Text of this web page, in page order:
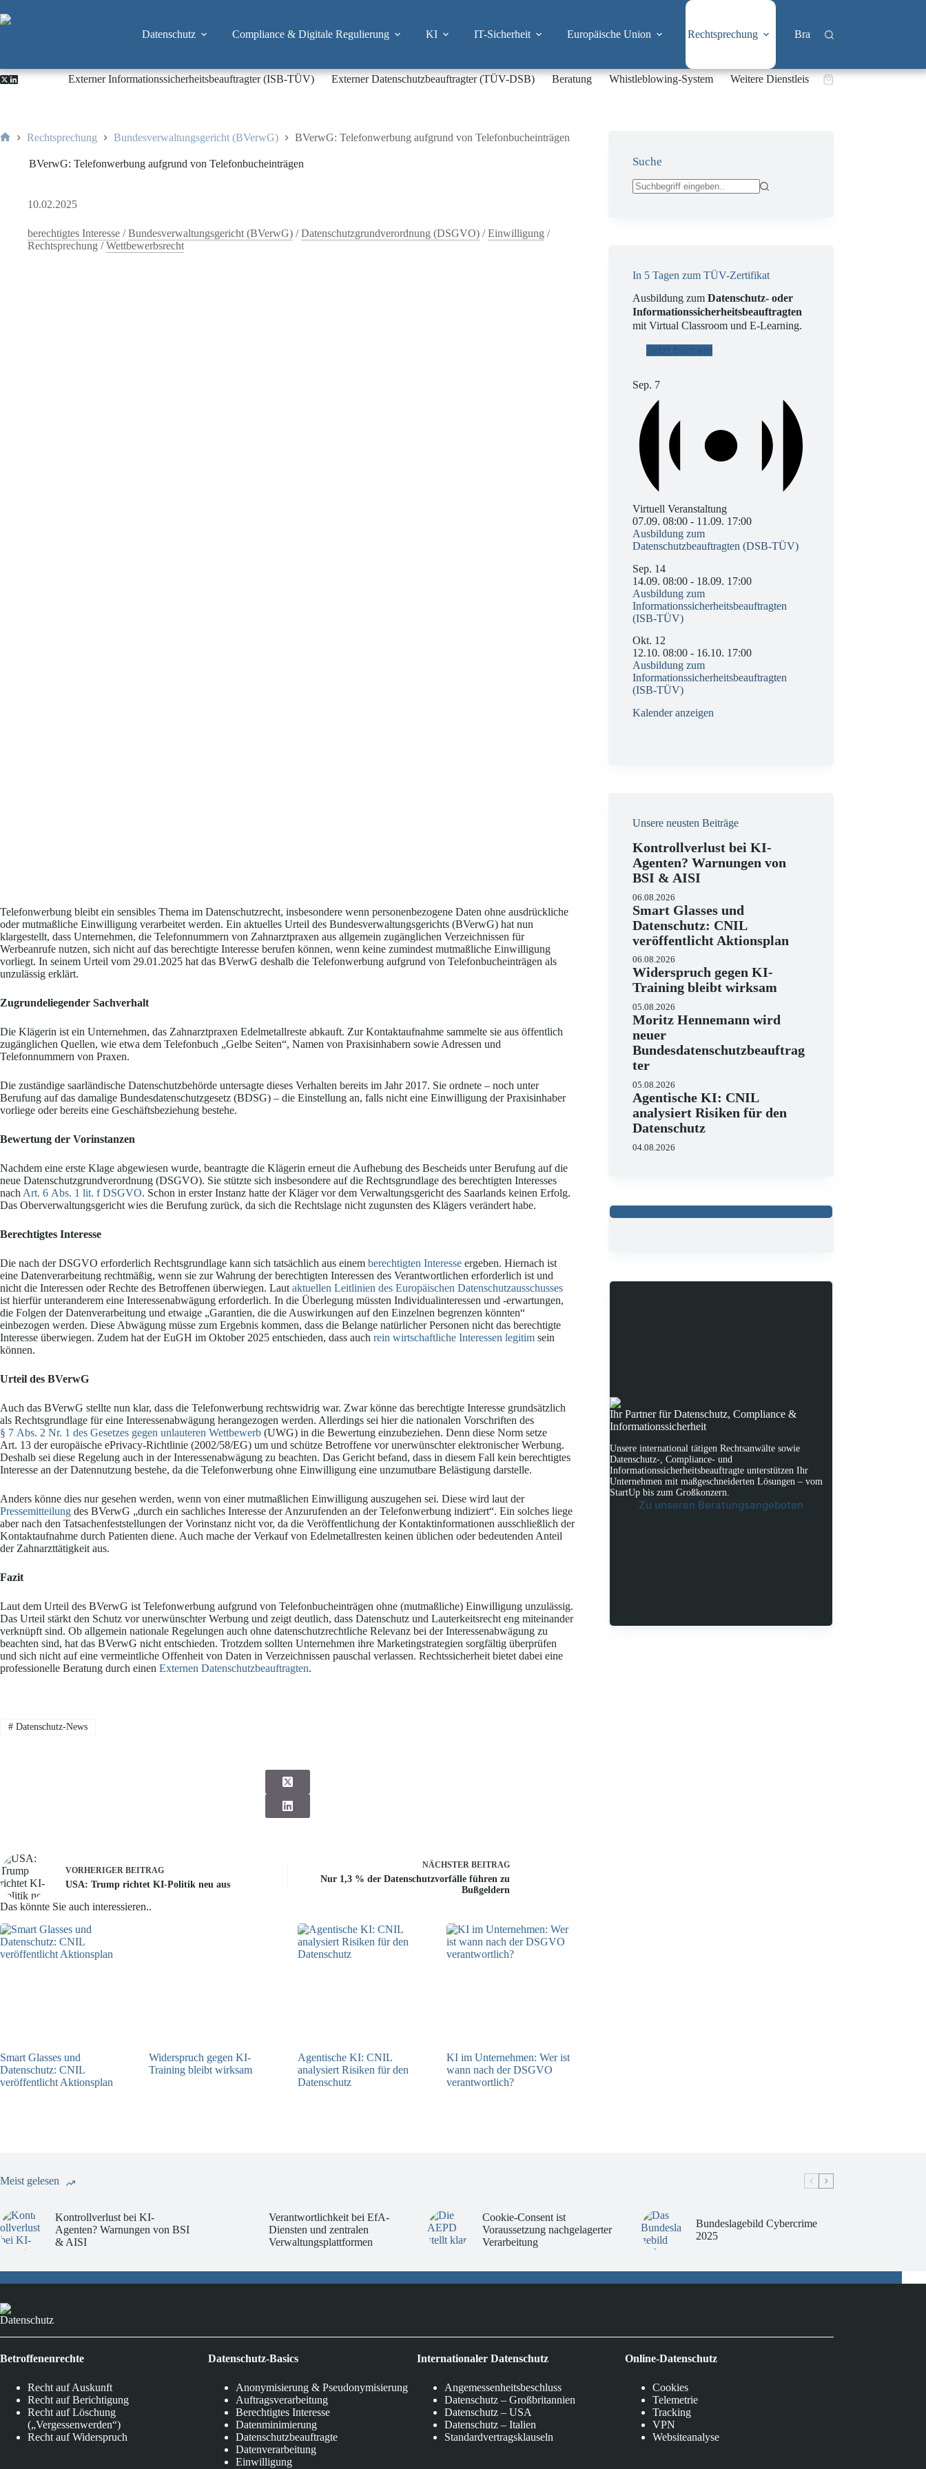
Inhalt
Datenschutz Compliance & Digitale Regulierung KI IT-Sicherheit Europäische Union Rechtsprechung Branchen
Externer Informationssicherheitsbeauftragter (ISB-TÜV) Externer Datenschutzbeauftragter (TÜV-DSB) Beratung Whistleblowing-System Weitere DienstleistungenWarenkorb
Rechtsprechung Bundesverwaltungsgericht (BVerwG) BVerwG: Telefonwerbung aufgrund von Telefonbucheinträgen
BVerwG: Telefonwerbung aufgrund von Telefonbucheinträgen
10.02.2025
berechtigtes Interesse /Bundesverwaltungsgericht (BVerwG) /Datenschutzgrundverordnung (DSGVO) /Einwilligung /
Rechtsprechung /Wettbewerbsrecht
Telefonwerbung bleibt ein sensibles Thema im Datenschutzrecht, insbesondere wenn personenbezogene Daten ohne ausdrückliche
oder mutmaßliche Einwilligung verarbeitet werden. Ein aktuelles Urteil des Bundesverwaltungsgerichts (BVerwG) hat nun
klargestellt, dass Unternehmen, die Telefonnummern von Zahnarztpraxen aus allgemein zugänglichen Verzeichnissen für
Werbeanrufe nutzen, sich nicht auf das berechtigte Interesse berufen können, wenn keine zumindest mutmaßliche Einwilligung
vorliegt. In seinem Urteil vom 29.01.2025 hat das BVerwG deshalb die Telefonwerbung aufgrund von Telefonbucheinträgen als
unzulässig erklärt.
Zugrundeliegender Sachverhalt
Die Klägerin ist ein Unternehmen, das Zahnarztpraxen Edelmetallreste abkauft. Zur Kontaktaufnahme sammelte sie aus öffentlich
zugänglichen Quellen, wie etwa dem Telefonbuch „Gelbe Seiten“, Namen von Praxisinhabern sowie Adressen und
Telefonnummern von Praxen.
Die zuständige saarländische Datenschutzbehörde untersagte dieses Verhalten bereits im Jahr 2017. Sie ordnete – noch unter
Berufung auf das damalige Bundesdatenschutzgesetz (BDSG) – die Einstellung an, falls nicht eine Einwilligung der Praxisinhaber
vorliege oder bereits eine Geschäftsbeziehung bestehe.
Bewertung der Vorinstanzen
Nachdem eine erste Klage abgewiesen wurde, beantragte die Klägerin erneut die Aufhebung des Bescheids unter Berufung auf die
neue Datenschutzgrundverordnung (DSGVO). Sie stützte sich insbesondere auf die Rechtsgrundlage des berechtigten Interesses
nach Art. 6 Abs. 1 lit. f DSGVO. Schon in erster Instanz hatte der Kläger vor dem Verwaltungsgericht des Saarlands keinen Erfolg.
Das Oberverwaltungsgericht wies die Berufung zurück, da sich die Rechtslage nicht zugunsten des Klägers verändert habe.
Berechtigtes Interesse
Die nach der DSGVO erforderlich Rechtsgrundlage kann sich tatsächlich aus einem berechtigten Interesse ergeben. Hiernach ist
eine Datenverarbeitung rechtmäßig, wenn sie zur Wahrung der berechtigten Interessen des Verantwortlichen erforderlich ist und
nicht die Interessen oder Rechte des Betroffenen überwiegen. Laut aktuellen Leitlinien des Europäischen Datenschutzausschusses
ist hierfür unteranderem eine Interessenabwägung erforderlich. In die Überlegung müssten Individualinteressen und -erwartungen,
die Folgen der Datenverarbeitung und etwaige „Garantien, die die Auswirkungen auf den Einzelnen begrenzen könnten“
einbezogen werden. Diese Abwägung müsse zum Ergebnis kommen, dass die Belange natürlicher Personen nicht das berechtigte
Interesse überwiegen. Zudem hat der EuGH im Oktober 2025 entschieden, dass auch rein wirtschaftliche Interessen legitim sein
können.
Urteil des BVerwG
Auch das BVerwG stellte nun klar, dass die Telefonwerbung rechtswidrig war. Zwar könne das berechtigte Interesse grundsätzlich
als Rechtsgrundlage für eine Interessenabwägung herangezogen werden. Allerdings sei hier die nationalen Vorschriften des
§ 7 Abs. 2 Nr. 1 des Gesetzes gegen unlauteren Wettbewerb (UWG) in die Bewertung einzubeziehen. Denn diese Norm setze
Art. 13 der europäische ePrivacy-Richtlinie (2002/58/EG) um und schütze Betroffene vor unerwünschter elektronischer Werbung.
Deshalb sei diese Regelung auch in der Interessenabwägung zu beachten. Das Gericht befand, dass in diesem Fall kein berechtigtes
Interesse an der Datennutzung bestehe, da die Telefonwerbung ohne Einwilligung eine unzumutbare Belästigung darstelle.
Anders könne dies nur gesehen werden, wenn von einer mutmaßlichen Einwilligung auszugehen sei. Diese wird laut der
Pressemitteilung des BVerwG „durch ein sachliches Interesse der Anzurufenden an der Telefonwerbung indiziert“. Ein solches liege
aber nach den Tatsachenfeststellungen der Vorinstanz nicht vor, da die Veröffentlichung der Kontaktinformationen ausschließlich der
Kontaktaufnahme durch Patienten diene. Auch mache der Verkauf von Edelmetallresten keinen üblichen oder bedeutenden Anteil
der Zahnarzttätigkeit aus.
Fazit
Laut dem Urteil des BVerwG ist Telefonwerbung aufgrund von Telefonbucheinträgen ohne (mutmaßliche) Einwilligung unzulässig.
Das Urteil stärkt den Schutz vor unerwünschter Werbung und zeigt deutlich, dass Datenschutz und Lauterkeitsrecht eng miteinander
verknüpft sind. Ob allgemein nationale Regelungen auch ohne datenschutzrechtliche Relevanz bei der Interessenabwägung zu
beachten sind, hat das BVerwG nicht entschieden. Trotzdem sollten Unternehmen ihre Marketingstrategien sorgfältig überprüfen
und sich nicht auf eine vermeintliche Offenheit von Daten in Verzeichnissen pauschal verlassen. Rechtssicherheit bietet dabei eine
professionelle Beratung durch einen Externen Datenschutzbeauftragten.
#Datenschutz-News
VORHERIGER BEITRAG
USA: Trump richtet KI-Politik neu aus
NÄCHSTER BEITRAG
Nur 1,3 % der Datenschutzvorfälle führen zu
Bußgeldern
Das könnte Sie auch interessieren..
Smart Glasses und
Datenschutz: CNIL
veröffentlicht Aktionsplan
Widerspruch gegen KI-
Training bleibt wirksam
Agentische KI: CNIL
analysiert Risiken für den
Datenschutz
KI im Unternehmen: Wer ist
wann nach der DSGVO
verantwortlich?
Suche
In 5 Tagen zum TÜV-Zertifikat
Ausbildung zumDatenschutz- oder
Informationssicherheitsbeauftragten
mit Virtual Classroom und E-Learning.
Jetzt buchen!
Sep. 7
Virtuell Veranstaltung
07.09. 08:00 - 11.09. 17:00
Ausbildung zum
Datenschutzbeauftragten (DSB-TÜV)
Sep. 14
14.09. 08:00 - 18.09. 17:00
Ausbildung zum
Informationssicherheitsbeauftragten
(ISB-TÜV)
Okt. 12
12.10. 08:00 - 16.10. 17:00
Ausbildung zum
Informationssicherheitsbeauftragten
(ISB-TÜV)
Kalender anzeigen
Unsere neusten Beiträge
Kontrollverlust bei KI-
Agenten? Warnungen von
BSI & AISI
06.08.2026
Smart Glasses und
Datenschutz: CNIL
veröffentlicht Aktionsplan
06.08.2026
Widerspruch gegen KI-
Training bleibt wirksam
05.08.2026
Moritz Hennemann wird
neuer
Bundesdatenschutzbeauftrag
ter
05.08.2026
Agentische KI: CNIL
analysiert Risiken für den
Datenschutz
04.08.2026
Ihr Partner für Datenschutz, Compliance &
Informationssicherheit
Unsere international tätigen Rechtsanwälte sowie
Datenschutz-, Compliance- und
Informationssicherheitsbeauftragte unterstützen Ihr
Unternehmen mit maßgeschneiderten Lösungen – vom
StartUp bis zum Großkonzern.
Zu unseren Beratungsangeboten
Meist gelesen
Kontrollverlust bei KI-
Agenten? Warnungen von BSI
& AISI
Verantwortlichkeit bei EfA-
Diensten und zentralen
Verwaltungsplattformen
Cookie-Consent ist
Voraussetzung nachgelagerter
Verarbeitung
Bundeslagebild Cybercrime
2025
Datenschutz
Betroffenenrechte
Recht auf Auskunft
Recht auf Berichtigung
Recht auf Löschung
(„Vergessenwerden“)
Recht auf Widerspruch
Datenschutz-Basics
Anonymisierung & Pseudonymisierung
Auftragsverarbeitung
Berechtigtes Interesse
Datenminimierung
Datenschutzbeauftragte
Datenverarbeitung
Einwilligung
Internationaler Datenschutz
Angemessenheitsbeschluss
Datenschutz – Großbritannien
Datenschutz – USA
Datenschutz – Italien
Standardvertragsklauseln
Online-Datenschutz
Cookies
Telemetrie
Tracking
VPN
Websiteanalyse